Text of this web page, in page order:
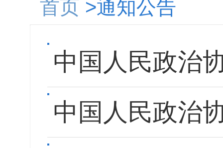
首页 >通知公告
中国人民政治
中国人民政治